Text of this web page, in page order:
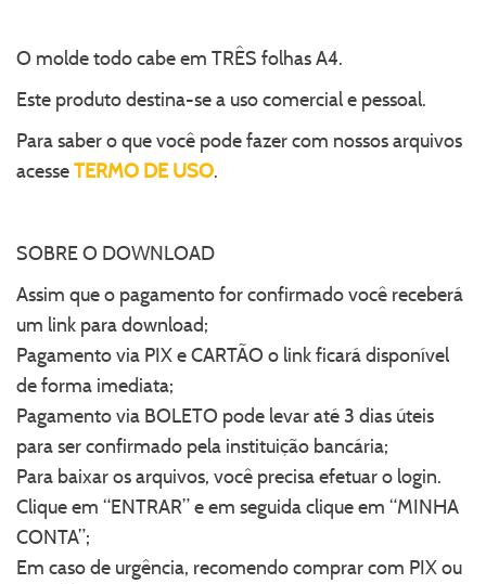
O molde todo cabe em TRÊS folhas A4.
Este produto destina-se a uso comercial e pessoal.
Para saber o que você pode fazer com nossos arquivos
acesseTERMO DE USO.
SOBRE O DOWNLOAD
Assim que o pagamento for confirmado você receberá
um link para download;
Pagamento via PIX e CARTÃO o link ficará disponível
de forma imediata;
Pagamento via BOLETO pode levar até 3 dias úteis
para ser confirmado pela instituição bancária;
Para baixar os arquivos, você precisa efetuar o login.
Clique em “ENTRAR” e em seguida clique em “MINHA
CONTA”;
Em caso de urgência, recomendo comprar com PIX ou